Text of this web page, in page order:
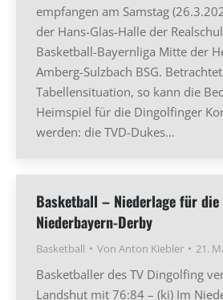
empfangen am Samstag
der Hans-Glas-Halle der
Basketball-Bayernliga Mitte der
Amberg-Sulzbach BSG.
Tabellensituation, so kann die
Heimspiel für die Dingolfinger
werden: die TVD-Dukes…
Basketball – Niederlage für
Niederbayern-Derby
Basketball Von Anton Kiebler 21.
Basketballer des TV Dingolfing
Landshut mit 76:84 – (ki) Im